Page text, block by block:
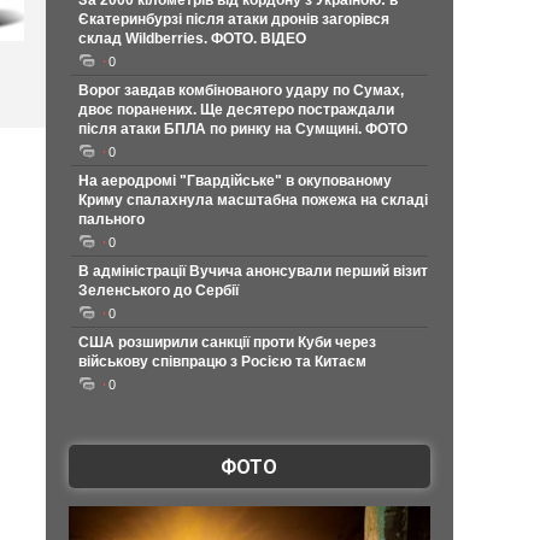
Єкатеринбурзі після атаки дронів загорівся
склад Wildberries. ФОТО. ВІДЕО
0
Ворог завдав комбінованого удару по Сумах,
двоє поранених. Ще десятеро постраждали
після атаки БПЛА по ринку на Сумщині. ФОТО
0
На аеродромі "Гвардійське" в окупованому
Криму спалахнула масштабна пожежа на складі
пального
0
В адміністрації Вучича анонсували перший візит
Зеленського до Сербії
0
США розширили санкції проти Куби через
військову співпрацю з Росією та Китаєм
0
ФОТО